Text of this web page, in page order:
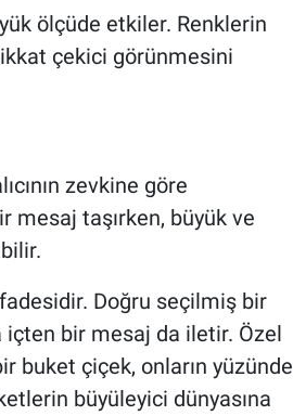
ölçüde etkiler. Renklerin
çekici görünmesini
zevkine göre
taşırken, büyük ve
Doğru seçilmiş bir
içten bir mesaj da iletir. Özel
buket çiçek, onların yüzünde
büyüleyici dünyasına